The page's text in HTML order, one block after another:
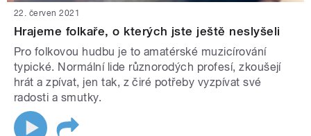
22. červen 2021
Hrajeme folkaře, o kterých jste ještě neslyšeli
Pro folkovou hudbu je to amatérské muzicírování
typické. Normální lide různorodých profesí, zkoušejí
hrát a zpívat, jen tak, z čiré potřeby vyzpívat své
radosti a smutky.